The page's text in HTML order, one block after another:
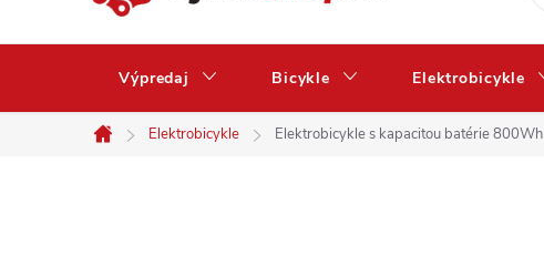
Výpredaj Bicykle Elektrobicykle
Domov
Elektrobicykle Elektrobicykle s kapacitou batérie 800Wh